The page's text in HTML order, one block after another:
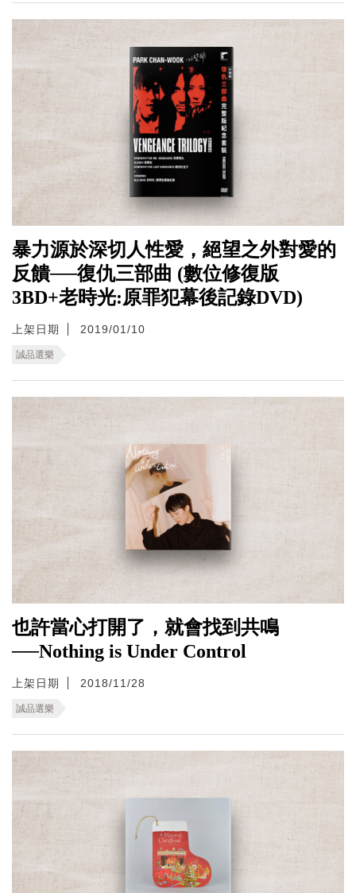
暴力源於深切人性愛，絕望之外對愛的
反饋──復仇三部曲 (數位修復版
3BD+老時光:原罪犯幕後記錄DVD)
上架日期 2019/01/10
誠品選樂
也許當心打開了，就會找到共鳴
──Nothing is Under Control
上架日期 2018/11/28
誠品選樂